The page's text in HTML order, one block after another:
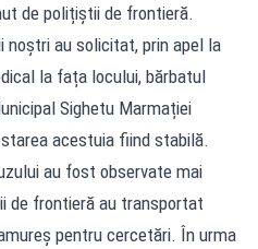
de polițiștii de frontieră.
noștri au solicitat, prin apel la
la fața locului, bărbatul
Sighetu Marmației
acestuia fiind stabilă.
au fost observate mai
de frontieră au transportat
pentru cercetări. În urma